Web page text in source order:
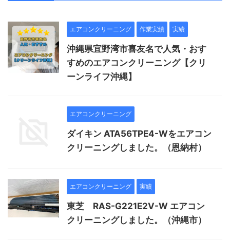
エアコンクリーニング 作業実績 実績
沖縄県宜野湾市喜友名で人気・おす
すめのエアコンクリーニング【クリ
ーンライフ沖縄】
エアコンクリーニング
ダイキン ATA56TPE4-Wをエアコン
クリーニングしました。（恩納村）
エアコンクリーニング 実績
東芝 RAS-G221E2V-W エアコン
クリーニングしました。（沖縄市）